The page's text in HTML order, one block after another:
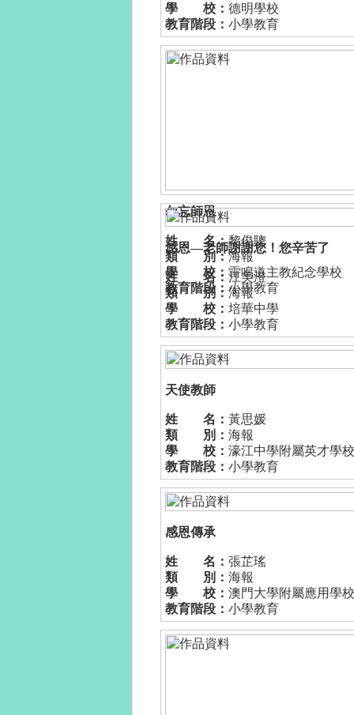
學 校：德明學校
教育階段：小學教育
勿忘師恩
姓 名：黎俊聰
類 別：海報
學 校：雷鳴道主教紀念學校
教育階段：小學教育
感恩—老師謝謝您！您辛苦了
姓 名：江美澄
類 別：海報
學 校：培華中學
教育階段：小學教育
天使教師
姓 名：黃思媛
類 別：海報
學 校：濠江中學附屬英才學
教育階段：小學教育
感恩傳承
姓 名：張芷瑤
類 別：海報
學 校：澳門大學附屬應用學
教育階段：小學教育